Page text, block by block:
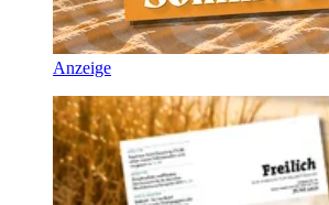
Anzeige